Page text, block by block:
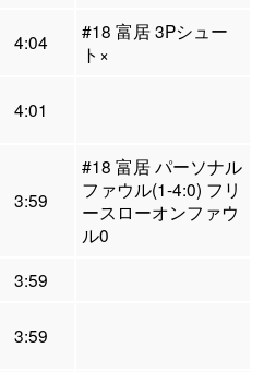
4:04
#18 富居 3Pシュー
ト×
4:01
3:59
#18 富居 パーソナル
ファウル(1-4:0) フリ
ースローオンファウ
ル0
3:59
3:59